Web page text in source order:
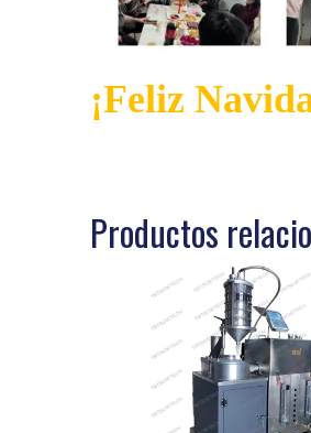
¡Feliz
Productos